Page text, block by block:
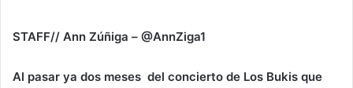
STAFF// Ann Zúñiga – @AnnZiga1
Al pasar ya dos meses del concierto de Los Bukis que